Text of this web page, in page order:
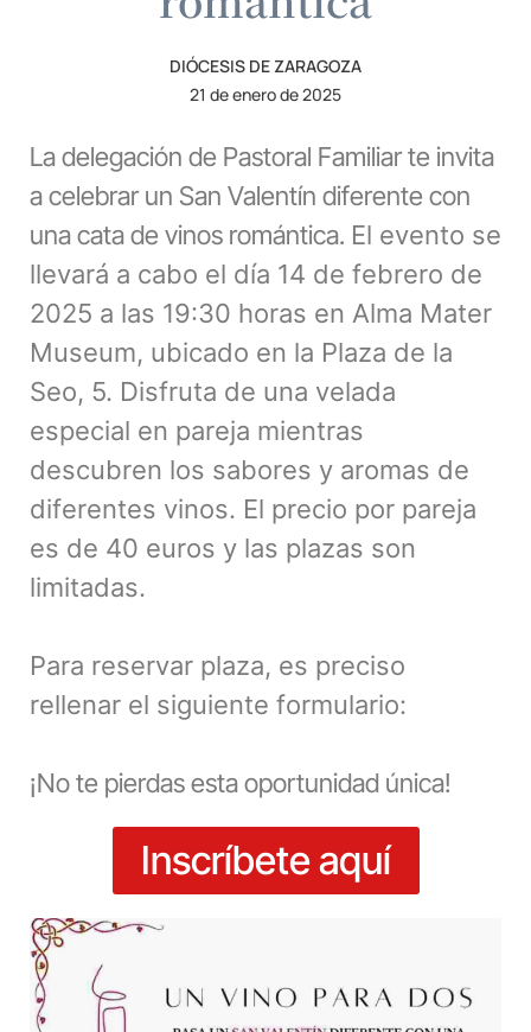
DIÓCESIS DE ZARAGOZA
21 de enero de 2025
La delegación de Pastoral Familiar te invita
a celebrar un San Valentín diferente con
una cata de vinos romántica. El evento se
llevará a cabo el día 14 de febrero de
2025 a las 19:30 horas en Alma Mater
Museum, ubicado en la Plaza de la
Seo, 5. Disfruta de una velada
especial en pareja mientras
descubren los sabores y aromas de
diferentes vinos. El precio por pareja
es de 40 euros y las plazas son
limitadas.
Para reservar plaza, es preciso
rellenar el siguiente formulario:
¡No te pierdas esta oportunidad única!
Inscríbete aquí